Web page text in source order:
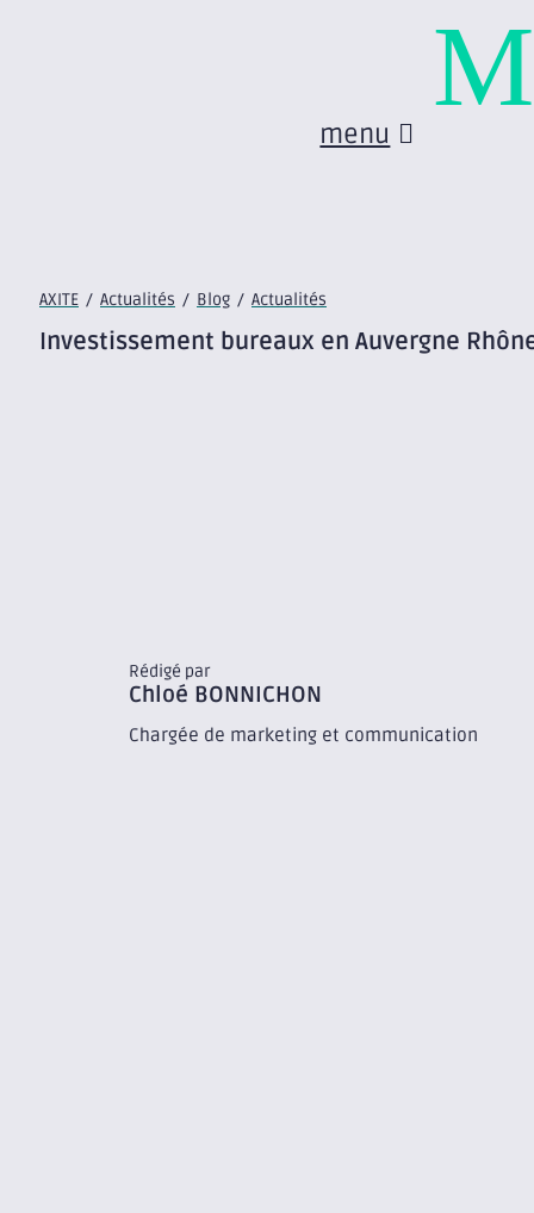
menu
AXITE / Actualités / Blog / Actualités
Investissement bureaux en Auvergne
Rédigé par
Chloé BONNICHON
Chargée de marketing et communication
M